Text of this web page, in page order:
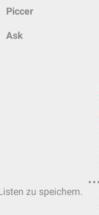
Piccer
Ask
zu speichern.